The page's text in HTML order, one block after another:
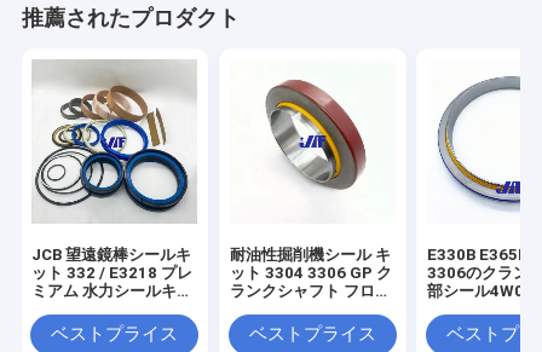
推薦されたプロダクト
JCB 望遠鏡棒シールキ
ット 332 / E3218 プレ
ミアム 水力シールキッ
ベストプライス
耐油性掘削機シール キ
ット 3304 3306 GP ク
ランクシャフト フロン
タピラー
ベストプライス
E330B E365B
3306のクラン
部シール
ベストプラ